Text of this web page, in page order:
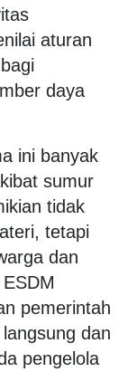
aturan
daya
ini banyak
sumur
tidak
tetapi
dan
pemerintah
dan
pengelola